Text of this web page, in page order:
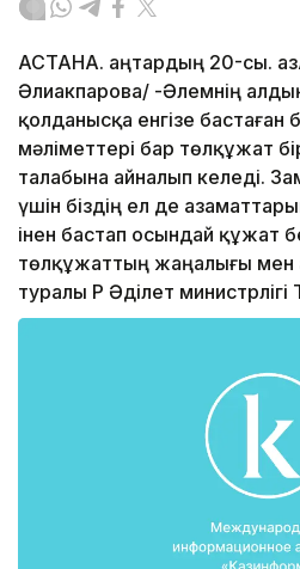
АСТАНА. Қаңтардың 20-сы.
Әлиакпарова/ -Әлемнің
қолданысқа енгізе
мәліметтері бар төлқұжат
талабына айналып келеді.
үшін біздің ел де
інен бастап осындай құжат
төлқұжаттың жаңалығы
туралы ҚР Әділет министрлігі